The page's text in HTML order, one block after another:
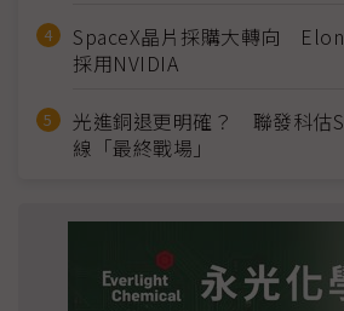
SpaceX晶片採購大轉向
採用NVIDIA
光進銅退更明確？ 聯發科估
線「最終戰場」